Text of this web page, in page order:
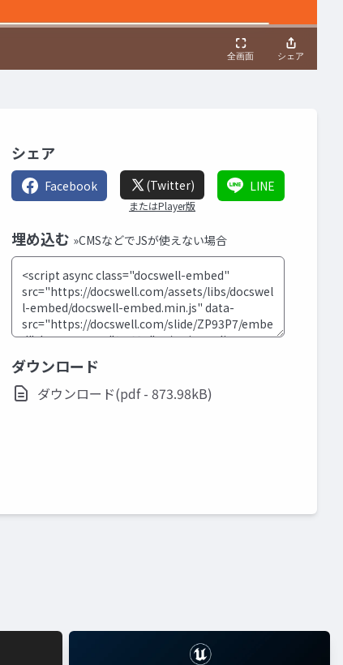
シェア
Facebook (Twitter)
またはPlayer版
LINE
埋め込む »CMSなどでJSが使えない場合
ダウンロード
ダウンロード(pdf - 873.98kB)